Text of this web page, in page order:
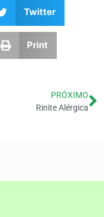
Twitter
Print
PRÓXIMO
Rinite Alérgica